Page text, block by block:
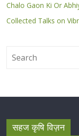
Chalo Gaon Ki Or
Collected Talks on
सहज कृषि विज़न